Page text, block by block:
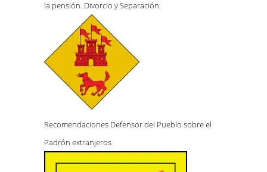
la pensión. Divorcio y Separación.
Recomendaciones Defensor del Pueblo sobre el
Padrón extranjeros